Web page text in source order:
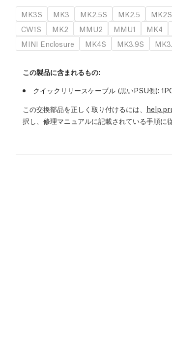
MK3S
MK3 MK2.5S MK2.5 MK2S
CW1S
MK2 MMU2 MMU1 MK4
MINI Enclosure
MK4S MK3.9S
この製品に含まれるもの:
クイックリリースケーブル (黒いPSU側): 1
この交換部品を正しく取り付けるには、
択し、修理マニュアルに記載されている手順に